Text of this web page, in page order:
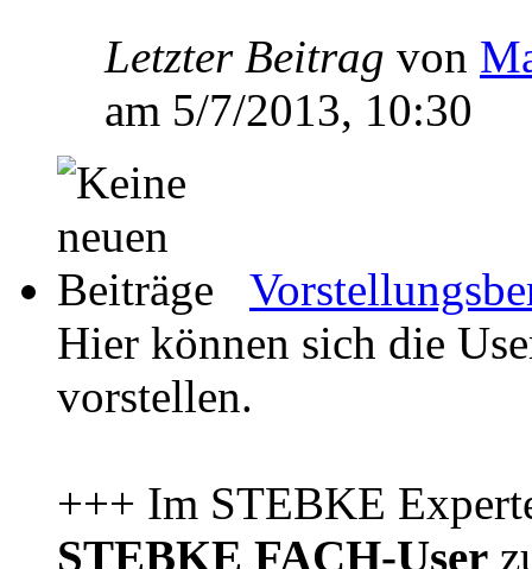
Letzter Beitrag von
am 5/7/2013, 10:30
Hier können sich die
vorstellen.
+++ Im STEBKE
STEBKE FACH-User